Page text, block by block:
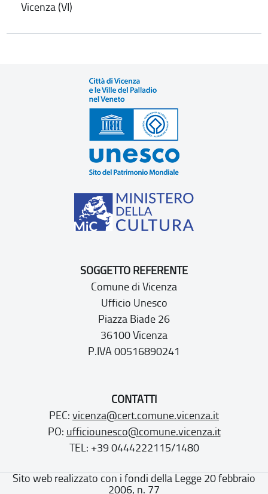
Vicenza (VI)
SOGGETTO REFERENTE
Comune di Vicenza
Ufficio Unesco
Piazza Biade 26
36100 Vicenza
P.IVA 00516890241
CONTATTI
PEC: vicenza@cert.comune.vicenza.it
PO: ufficiounesco@comune.vicenza.it
TEL: +39 0444222115/1480
Sito web realizzato con i fondi della Legge 20 febbraio
2006, n. 77